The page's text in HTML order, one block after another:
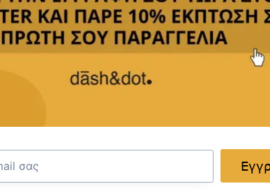
Δευτέρα-Κυριακή: 10.00-23.00